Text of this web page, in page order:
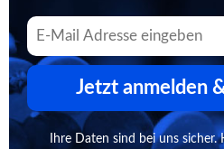
Jetzt anmelden
Ihre Daten sind bei uns